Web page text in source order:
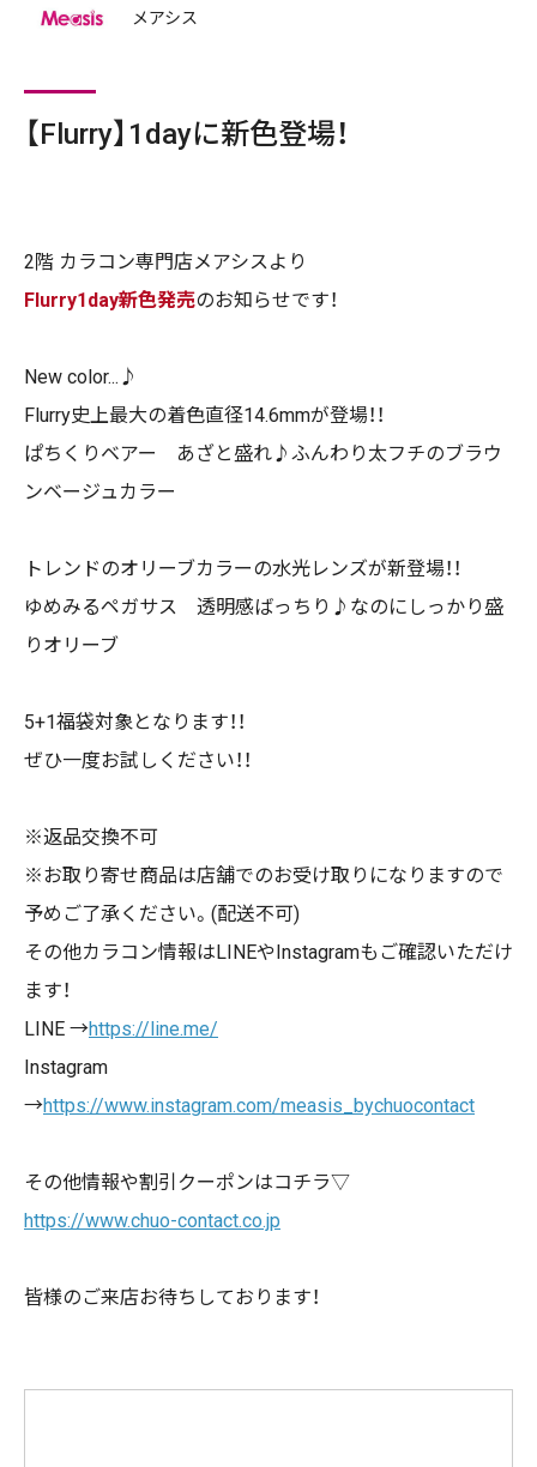
メアシス
【Flurry】1dayに新色登場！
2階 カラコン専門店メアシスより
Flurry1day新色発売のお知らせです！
New color...♪
Flurry史上最大の着色直径14.6mmが登場！！
ぱちくりベアー あざと盛れ♪ふんわり太フチのブラウ
ンベージュカラー
トレンドのオリーブカラーの水光レンズが新登場！！
ゆめみるペガサス 透明感ばっちり♪なのにしっかり盛
りオリーブ
5+1福袋対象となります！！
ぜひ一度お試しください！！
※返品交換不可
※お取り寄せ商品は店舗でのお受け取りになりますので
予めご了承ください。(配送不可)
その他カラコン情報はLINEやInstagramもご確認いただけ
ます！
LINE →https://line.me/
Instagram
→https://www.instagram.com/measis_bychuocontact
その他情報や割引クーポンはコチラ▽
https://www.chuo-contact.co.jp
皆様のご来店お待ちしております！